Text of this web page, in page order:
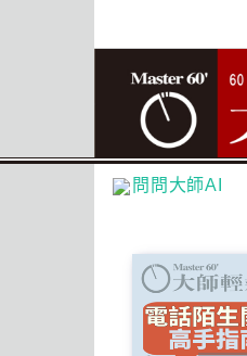
問問大師AI